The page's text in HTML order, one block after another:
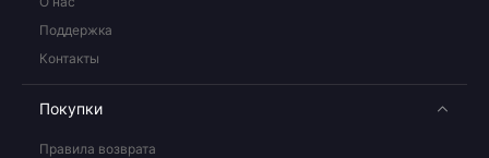
Поддержка
Контакты
Покупки
Правила возврата